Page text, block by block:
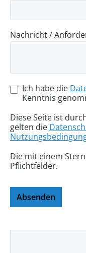
Nachricht /
Ich habe die
Kenntnis
Diese Seite ist
gelten die
Die mit einem
Pflichtfelder.
Absenden